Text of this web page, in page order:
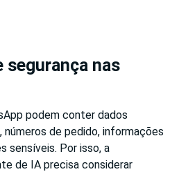
segurança nas
podem conter dados
números de pedido, informações
sensíveis. Por isso, a
de IA precisa considerar